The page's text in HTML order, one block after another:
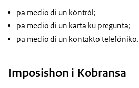
pa medio di un kòntròl;
pa medio di un karta ku pregunta;
pa medio di un kontakto telefóniko.
Imposishon i Kobransa